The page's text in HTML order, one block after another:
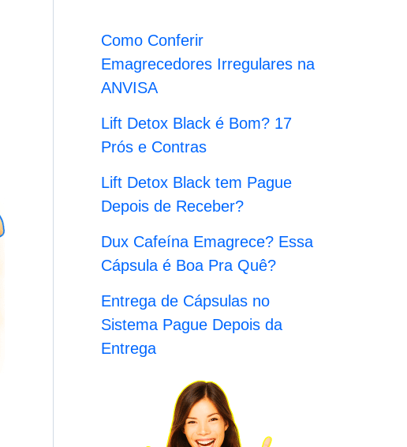
r
p
r
Como Conferir
Emagrecedores Irregulares na
ANVISA
Lift Detox Black é Bom? 17
Prós e Contras
Lift Detox Black tem Pague
Depois de Receber?
Dux Cafeína Emagrece? Essa
Cápsula é Boa Pra Quê?
Entrega de Cápsulas no
Sistema Pague Depois da
Entrega